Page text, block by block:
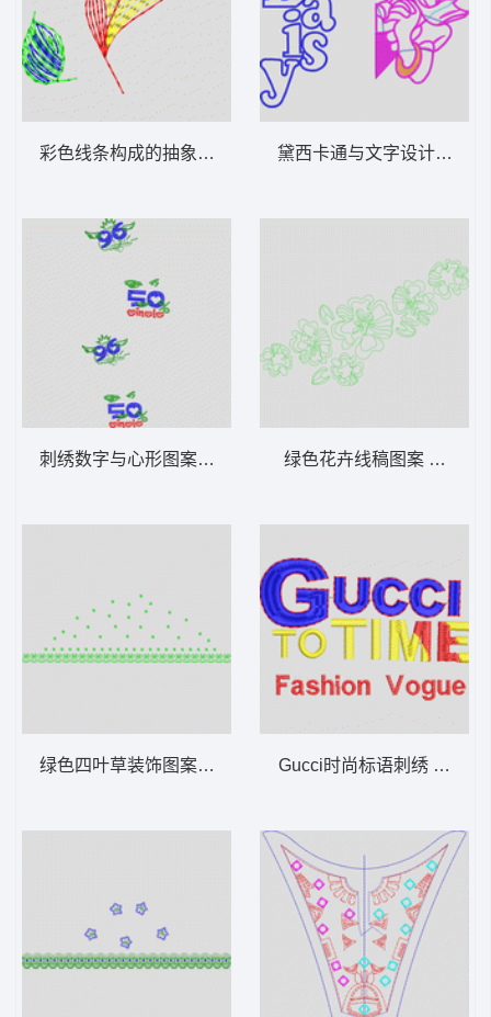
彩色线条构成的抽象叶片 叶子
刺绣数字与心形图案设计 戴翅膀的数字
绿色四叶草装饰图案 下摆波浪简单小花
黛西卡通与文字设计 唐老鸭
绿色花卉线稿图案 单针轮
Gucci时尚标语刺绣 字母